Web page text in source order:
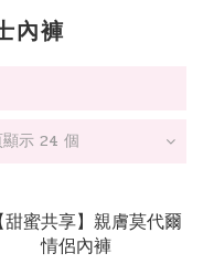
內褲
示 24 個